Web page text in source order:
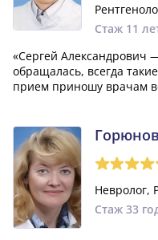
Стаж 11
«Сергей Александрович
обращалась, всегда
прием приношу врачам
Невролог,
Стаж 33